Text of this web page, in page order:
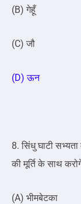
(B) गेहूँ
(C) जौ
(D) ऊन
8. सिंधु घाटी
की मूर्ति के साथ
(A) भीमबेटका